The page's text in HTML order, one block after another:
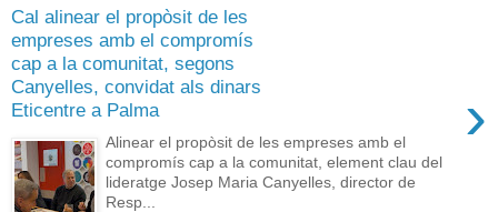
Cal alinear el propòsit de les
empreses amb el compromís
cap a la comunitat, segons
Canyelles, convidat als dinars
Eticentre a Palma
›
Alinear el propòsit de les empreses amb el
compromís cap a la comunitat, element clau del
lideratge Josep Maria Canyelles, director de
Resp...